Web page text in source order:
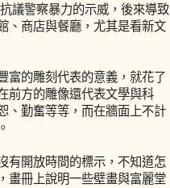
議警察暴力的示威，後來導致
、商店與餐廳，尤其是看新文
富的雕刻代表的意義，就花了
前方的雕像還代表文學與科
、勤奮等等，而在牆面上不計
有開放時間的標示，不知道怎
畫冊上說明一些壁畫與富麗堂